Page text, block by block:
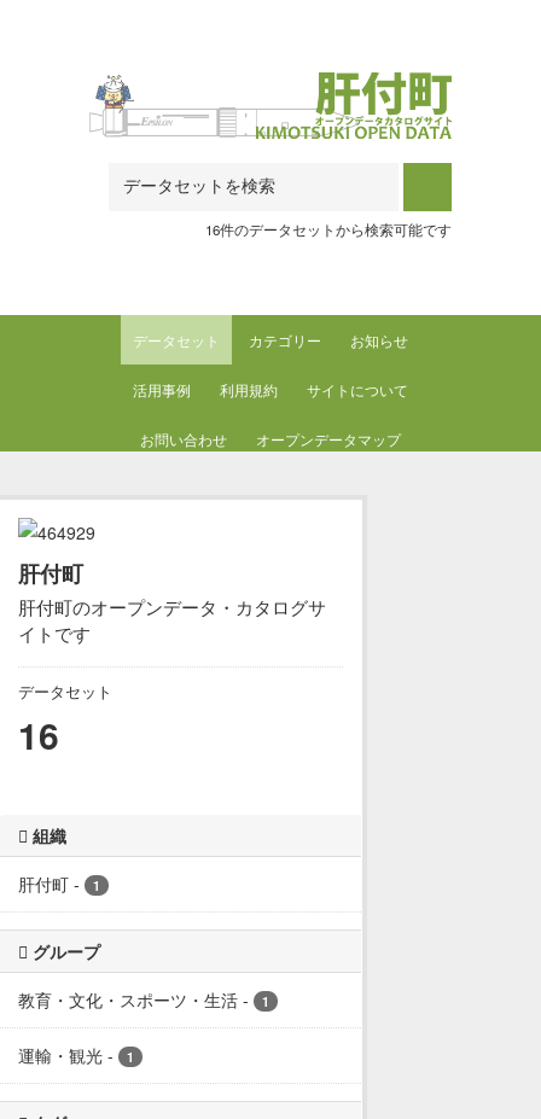
16件のデータセットから検索可能です
データセット カテゴリー お知らせ
活用事例 利用規約 サイトについて
お問い合わせ オープンデータマップ
肝付町
肝付町のオープンデータ・カタログサ
イトです
データセット
16
組織
肝付町 - 1
グループ
教育・文化・スポーツ・生活 - 1
運輸・観光 - 1